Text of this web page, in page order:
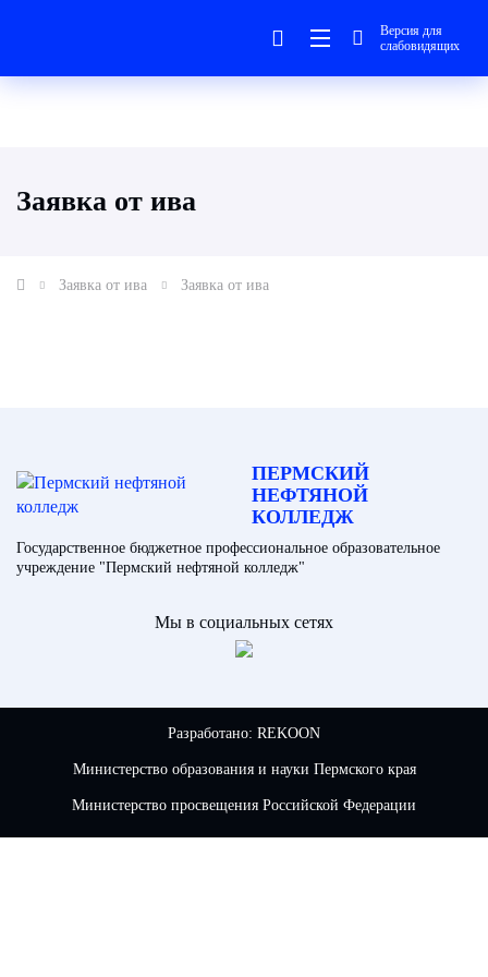
Версия для
слабовидящих
Заявка от ива
Заявка от ива Заявка от ива
ПЕРМСКИЙ
НЕФТЯНОЙ
КОЛЛЕДЖ
Государственное бюджетное профессиональное образовательное
учреждение "Пермский нефтяной колледж"
Мы в социальных сетях
Разработано: REKOON
Министерство образования и науки Пермского края
Министерство просвещения Российской Федерации